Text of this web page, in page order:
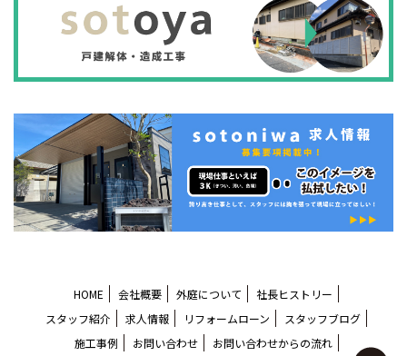
HOME 会社概要 外庭について
社長ヒストリー
スタッフ紹介
求人情報 リフォームローン
スタッフブログ
施工事例
お問い合わせ お問い合わせからの流れ